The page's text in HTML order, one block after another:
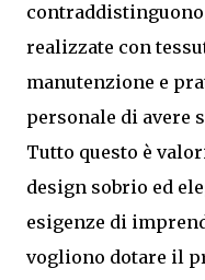
realizzate con
manutenzione e
personale di avere
Tutto questo è
design sobrio ed
esigenze di
vogliono dotare il